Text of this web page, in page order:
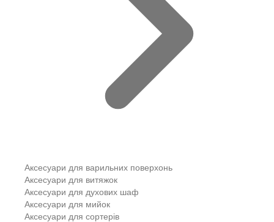
Аксесуари для варильних поверхонь
Аксесуари для витяжок
Аксесуари для духових шаф
Аксесуари для мийок
Аксесуари для сортерів